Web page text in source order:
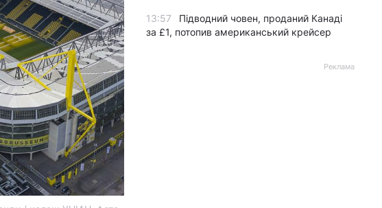
13:57
Підводний човен, проданий Канаді
за £1, потопив американський крейсер
Реклама